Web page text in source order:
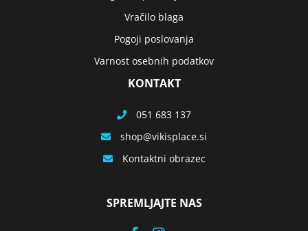
Vračilo blaga
Pogoji poslovanja
Varnost osebnih podatkov
KONTAKT
051 683 137
shop
vikisplace.si
Kontaktni obrazec
SPREMLJAJTE NAS